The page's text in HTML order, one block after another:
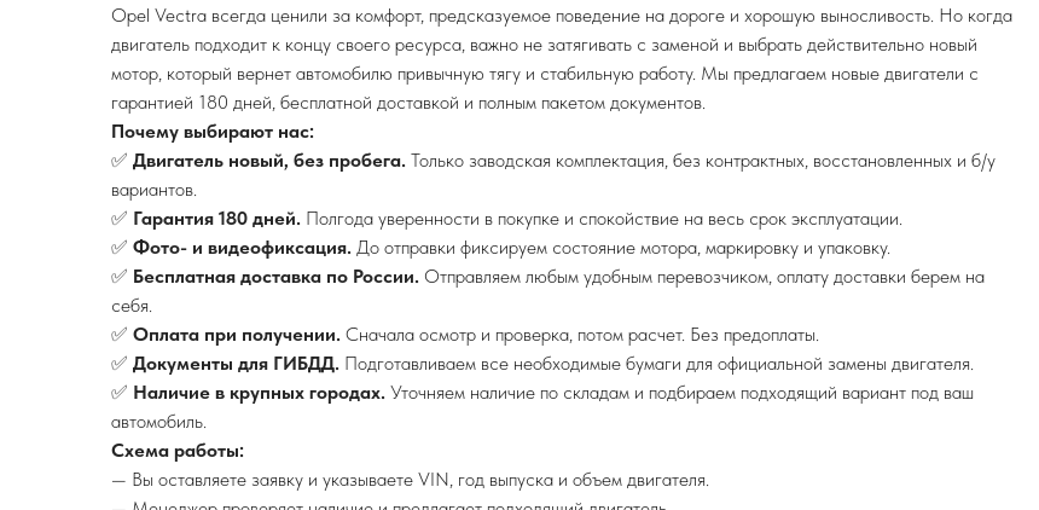
Opel Vectra всегда ценили за комфорт, предсказуемое поведение на дороге и хорошую выносливость. Но когда
двигатель подходит к концу своего ресурса, важно не затягивать с заменой и выбрать действительно новый
мотор, который вернет автомобилю привычную тягу и стабильную работу. Мы предлагаем новые двигатели с
гарантией 180 дней, бесплатной доставкой и полным пакетом документов.
Почему выбирают нас:
✅ Двигатель новый, без пробега. Только заводская комплектация, без контрактных, восстановленных и б/у
вариантов.
✅ Гарантия 180 дней. Полгода уверенности в покупке и спокойствие на весь срок эксплуатации.
✅ Фото- и видеофиксация. До отправки фиксируем состояние мотора, маркировку и упаковку.
✅ Бесплатная доставка по России. Отправляем любым удобным перевозчиком, оплату доставки берем на
себя.
✅ Оплата при получении. Сначала осмотр и проверка, потом расчет. Без предоплаты.
✅ Документы для ГИБДД. Подготавливаем все необходимые бумаги для официальной замены двигателя.
✅ Наличие в крупных городах. Уточняем наличие по складам и подбираем подходящий вариант под ваш
автомобиль.
Схема работы:
— Вы оставляете заявку и указываете VIN, год выпуска и объем двигателя.